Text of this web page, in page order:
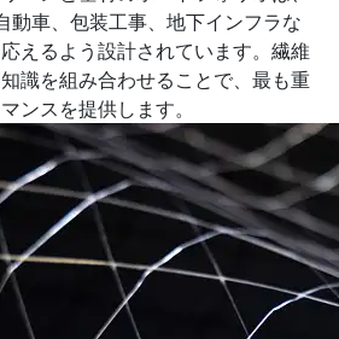
動車、包装工事、地下インフラな
えるよう設計されています。繊維
識を組み合わせることで、最も重
ンスを提供します。